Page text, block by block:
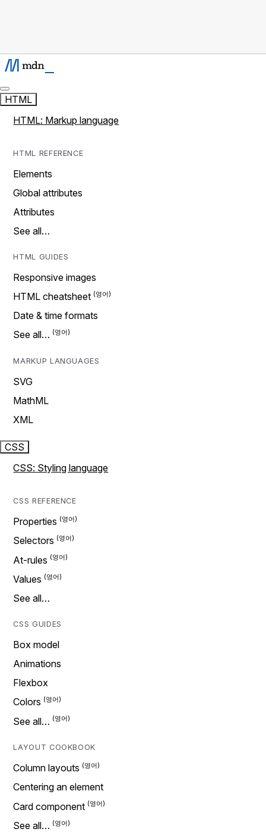
HTML
HTML: Markup language
HTML REFERENCE
Elements
Global attributes
Attributes
See all…
HTML GUIDES
Responsive images
HTML cheatsheet
Date & time formats
See all…
MARKUP LANGUAGES
SVG
MathML
XML
CSS
CSS: Styling language
CSS REFERENCE
Properties
Selectors
At-rules
Values
See all…
CSS GUIDES
Box model
Animations
Flexbox
Colors
See all…
LAYOUT COOKBOOK
Column layouts
Centering an element
Card component
See all…